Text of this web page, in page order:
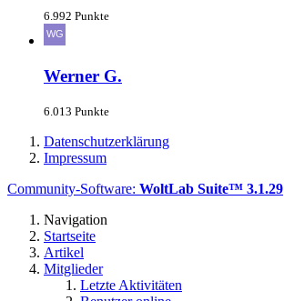
6.992 Punkte
Werner G.
6.013 Punkte
Datenschutzerklärung
Impressum
Community-Software: WoltLab Suite™ 3.1.29
Navigation
Startseite
Artikel
Mitglieder
Letzte Aktivitäten